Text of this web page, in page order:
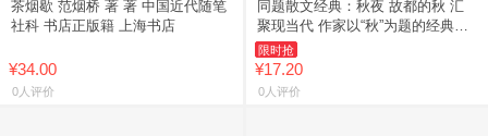
茶烟歇 范烟桥 著 著 中国近代随笔
社科 书店正版籍 上海书店
¥34.00
0人评价
同题散文经典：秋夜 故都的秋 汇
聚现当代 作家以“秋”为题的经典散
文
限时抢
¥17.20
0人评价